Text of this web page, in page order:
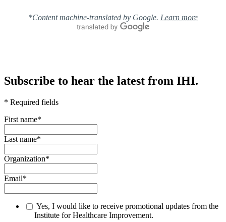
*Content machine-translated by Google. Learn more
Subscribe to hear the latest from IHI.
* Required fields
First name*
Last name*
Organization*
Email*
Yes, I would like to receive promotional updates from the
Institute for Healthcare Improvement.